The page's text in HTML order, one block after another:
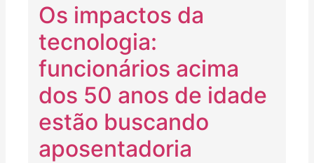
Os impactos da
tecnologia:
funcionários acima
dos 50 anos de idade
estão buscando
aposentadoria